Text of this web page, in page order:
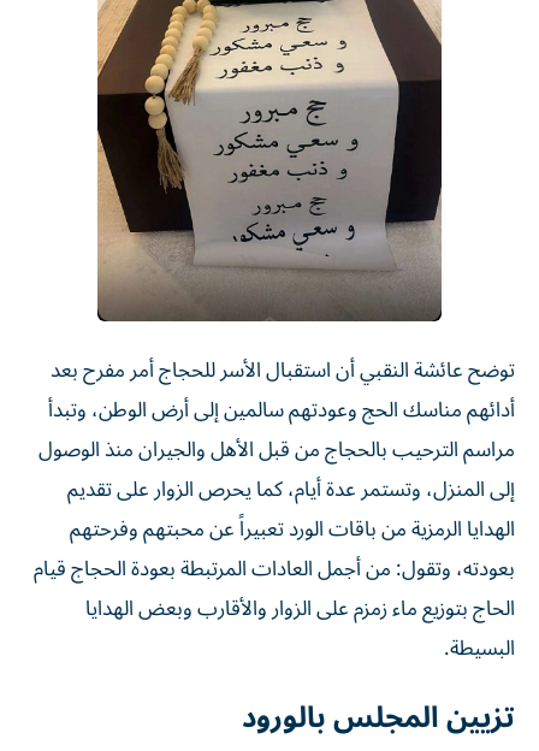
توضح عائشة النقبي أن استقبال الأسر للحجاج أمر مفرح بعد
أدائهم مناسك الحج وعودتهم سالمين إلى أرض الوطن، وتبدأ
مراسم الترحيب بالحجاج من قبل الأهل والجيران منذ الوصول
إلى المنزل، وتستمر عدة أيام، كما يحرص الزوار على تقديم
الهدايا الرمزية من باقات الورد تعبيراً عن محبتهم وفرحتهم
بعودته، وتقول: من أجمل العادات المرتبطة بعودة الحجاج قيام
الحاج بتوزيع ماء زمزم على الزوار والأقارب وبعض الهدايا
البسيطة.
تزيين المجلس بالورود